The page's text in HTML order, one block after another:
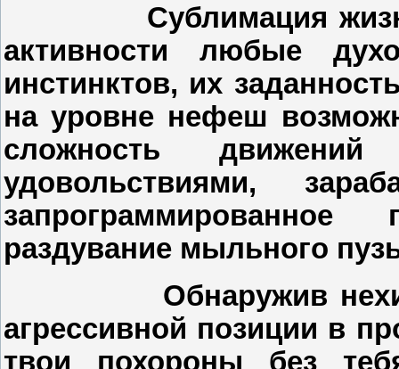
Сублимация
активности любые
инстинктов, их
на уровне нефеш
сложность
удовольствиями,
раздувание мыльного
Обнаружив
агрессивной позиции в
твои похороны без